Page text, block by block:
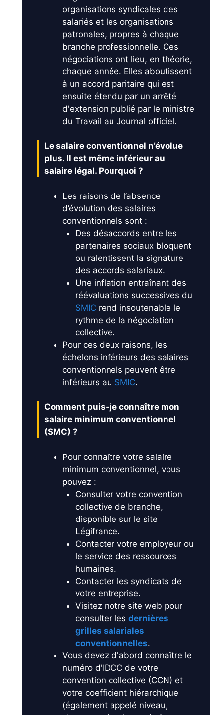
organisations syndicales des
salariés et les organisations
patronales, propres à chaque
branche professionnelle. Ces
négociations ont lieu, en théorie,
chaque année. Elles aboutissent
à un accord paritaire qui est
ensuite étendu par un arrêté
d'extension publié par le ministre
du Travail au Journal officiel.
Le salaire conventionnel n’évolue
plus. Il est même inférieur au
salaire légal. Pourquoi ?
Les raisons de l’absence
d’évolution des salaires
conventionnels sont :
Des désaccords entre les
partenaires sociaux bloquent
ou ralentissent la signature
des accords salariaux.
Une inflation entraînant des
réévaluations successives du
SMICrend insoutenable le
rythme de la négociation
collective.
Pour ces deux raisons, les
échelons inférieurs des salaires
conventionnels peuvent être
inférieurs au SMIC.
Comment puis-je connaître mon
salaire minimum conventionnel
(SMC) ?
Pour connaître votre salaire
minimum conventionnel, vous
pouvez :
Consulter votre convention
collective de branche,
disponible sur le site
Légifrance.
Contacter votre employeur ou
le service des ressources
humaines.
Contacter les syndicats de
votre entreprise.
Visitez notre site web pour
consulter les dernières
grilles salariales
conventionnelles.
Vous devez d'abord connaître le
numéro d'IDCC de votre
convention collective (CCN) et
votre coefficient hiérarchique
(également appelé niveau,